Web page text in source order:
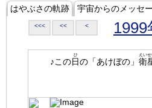
はやぶさの軌跡 宇宙からのメッセ
<<< << < 1999
♪この日
ひ
の「あけぼの」 衛
えいせ